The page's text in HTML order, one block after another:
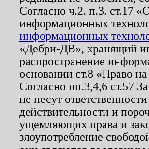
Согласно ч.2. п.3. ст.17
информационных
информационных
«Дебри-ДВ», хранящий
распространение
основании ст.8 «Право
Согласно пп.3,4,6 ст.57
не несут
действительности и
ущемляющих права и
злоупотребление